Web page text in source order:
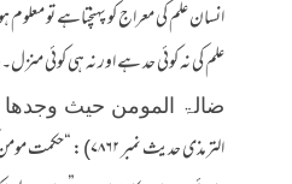
انسان علم کی معراج کو پہنچتاہے تو
علم کی نہ کوئی حد ہے اور نہ ہی کوئی
ضالۃ المومن حیث وجدھا
الترمذی حدیث نمبر